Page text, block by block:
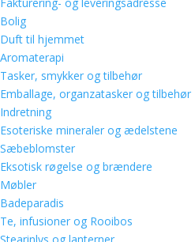
Bolig
Duft til hjemmet
Aromaterapi
Tasker, smykker og tilbehør
Emballage, organzatasker og tilbehør
Indretning
Esoteriske mineraler og ædelstene
Sæbeblomster
Eksotisk røgelse og brændere
Møbler
Badeparadis
Te, infusioner og Rooibos